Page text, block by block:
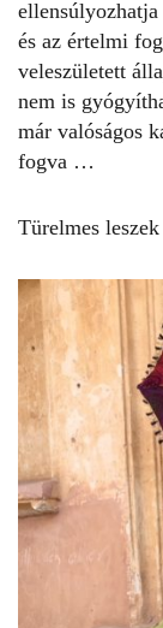
és az értelmi
veleszületett
nem is
már valóságos
fogva …
Türelmes